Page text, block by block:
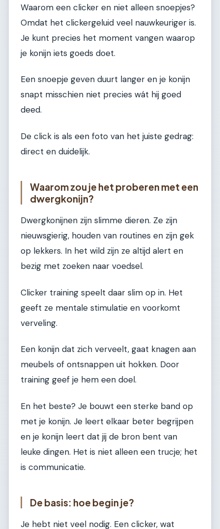
Waarom een clicker en niet alleen snoepjes?
Omdat het clickergeluid veel nauwkeuriger is.
Je kunt precies het moment vangen waarop
je konijn iets goeds doet.
Een snoepje geven duurt langer en je konijn
snapt misschien niet precies wát hij goed
deed.
De click is als een foto van het juiste gedrag:
direct en duidelijk.
Waarom zou je het proberen met een
dwergkonijn?
Dwergkonijnen zijn slimme dieren. Ze zijn
nieuwsgierig, houden van routines en zijn gek
op lekkers. In het wild zijn ze altijd alert en
bezig met zoeken naar voedsel.
Clicker training speelt daar slim op in. Het
geeft ze mentale stimulatie en voorkomt
verveling.
Een konijn dat zich verveelt, gaat knagen aan
meubels of ontsnappen uit hokken. Door
training geef je hem een doel.
En het beste? Je bouwt een sterke band op
met je konijn. Je leert elkaar beter begrijpen
en je konijn leert dat jij de bron bent van
leuke dingen. Het is niet alleen een trucje; het
is communicatie.
De basis: hoe begin je?
Je hebt niet veel nodig. Een clicker, wat